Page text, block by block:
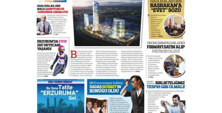
28 Temmuz 2026 Salı
Ahmet Gökhan YAZICI
Ahmed Yesevi’den bir Alperen…
”Reisimiz” idi… Hakka yürüdü.!
26 Mart 2026 Perşembe
Cem Bakırcı
Ardında bıraktığı hatıralarıyla
gönül adamı Faruk Terzioğlu!
13 Mayıs 2026 Çarşamba
Esat BİNDESEN